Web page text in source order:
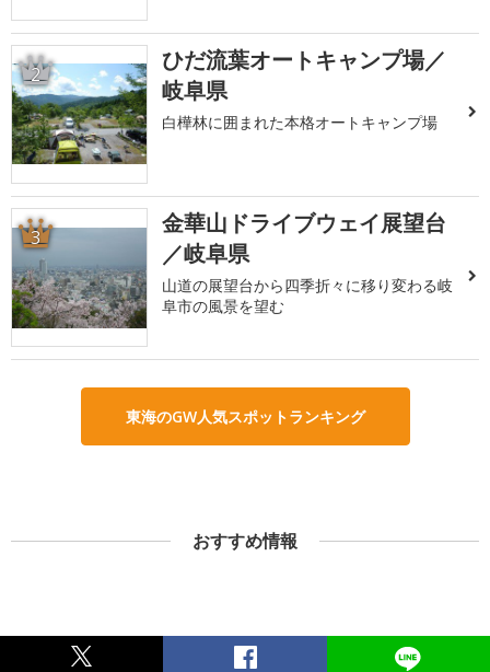
2
ひだ流葉オートキャンプ場／
岐阜県
白樺林に囲まれた本格オートキャンプ場
3
金華山ドライブウェイ展望台
／岐阜県
山道の展望台から四季折々に移り変わる岐
阜市の風景を望む
東海のGW人気スポットランキング
おすすめ情報